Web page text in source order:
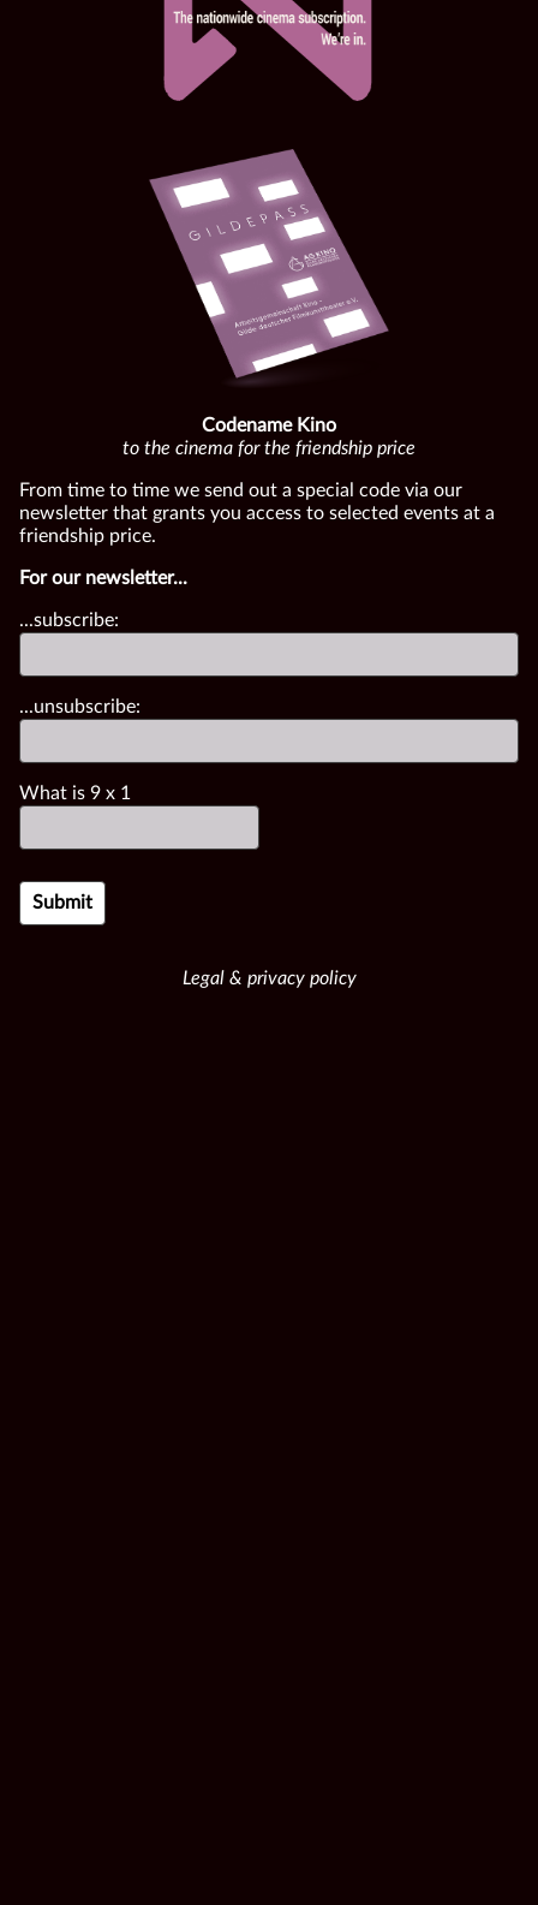
Codename Kino
to the cinema for the friendship price
From time to time we send out a special code via our
newsletter that grants you access to selected events at a
friendship price.
For our newsletter...
...subscribe:
...unsubscribe:
What is 9 x 1
Legal & privacy policy